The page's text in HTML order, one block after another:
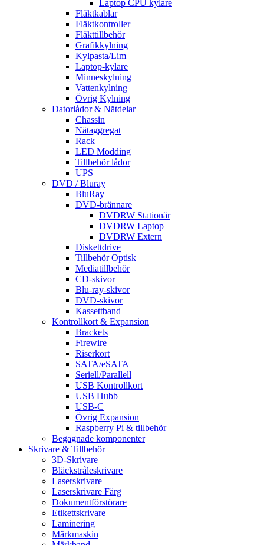
Laptop CPU kylare
Fläktkablar
Fläktkontroller
Fläkttillbehör
Grafikkylning
Kylpasta/Lim
Laptop-kylare
Minneskylning
Vattenkylning
Övrig Kylning
Datorlådor & Nätdelar
Chassin
Nätaggregat
Rack
LED Modding
Tillbehör lådor
UPS
DVD / Bluray
BluRay
DVD-brännare
DVDRW Stationär
DVDRW Laptop
DVDRW Extern
Diskettdrive
Tillbehör Optisk
Mediatillbehör
CD-skivor
Blu-ray-skivor
DVD-skivor
Kassettband
Kontrollkort & Expansion
Brackets
Firewire
Riserkort
SATA/eSATA
Seriell/Parallell
USB Kontrollkort
USB Hubb
USB-C
Övrig Expansion
Raspberry Pi & tillbehör
Begagnade komponenter
Skrivare & Tillbehör
3D-Skrivare
Bläckstråleskrivare
Laserskrivare
Laserskrivare Färg
Dokumentförstörare
Etikettskrivare
Laminering
Märkmaskin